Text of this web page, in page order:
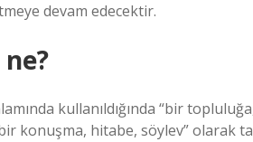
devam edecektir.
kullanıldığında “bir
konuşma, hitabe, söylev” olarak